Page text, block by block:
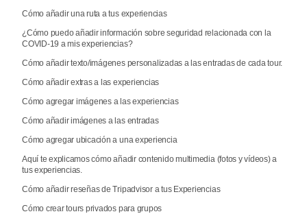
Cómo añadir una ruta a tus experiencias
¿Cómo puedo añadir información sobre seguridad relacionada con la
COVID-19 a mis experiencias?
Cómo añadir texto/imágenes personalizadas a las entradas de cada tour.
Cómo añadir extras a las experiencias
Cómo agregar imágenes a las experiencias
Cómo añadir imágenes a las entradas
Cómo agregar ubicación a una experiencia
Aquí te explicamos cómo añadir contenido multimedia (fotos y vídeos) a
tus experiencias.
Cómo añadir reseñas de Tripadvisor a tus Experiencias
Cómo crear tours privados para grupos